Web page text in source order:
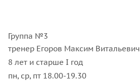
Группа №3
тренер Егоров Максим Витальевич
8 лет и старше I год
пн, ср, пт 18.00-19.30